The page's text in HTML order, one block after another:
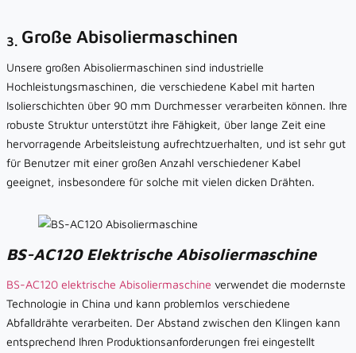
3. Große Abisoliermaschinen
Unsere großen Abisoliermaschinen sind industrielle
Hochleistungsmaschinen, die verschiedene Kabel mit harten
Isolierschichten über 90 mm Durchmesser verarbeiten können. Ihre
robuste Struktur unterstützt ihre Fähigkeit, über lange Zeit eine
hervorragende Arbeitsleistung aufrechtzuerhalten, und ist sehr gut
für Benutzer mit einer großen Anzahl verschiedener Kabel
geeignet, insbesondere für solche mit vielen dicken Drähten.
BS-AC120 Elektrische Abisoliermaschine
BS-AC120 elektrische Abisoliermaschine verwendet die modernste
Technologie in China und kann problemlos verschiedene
Abfalldrähte verarbeiten. Der Abstand zwischen den Klingen kann
entsprechend Ihren Produktionsanforderungen frei eingestellt